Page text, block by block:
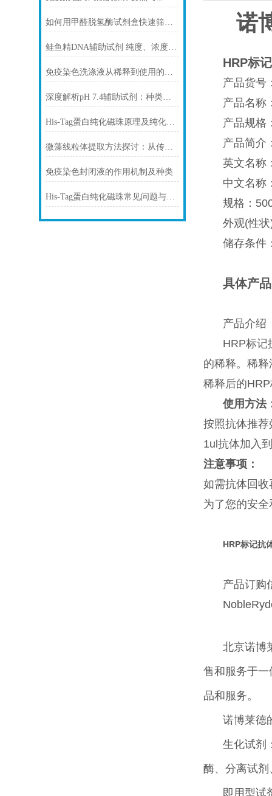
如何用甲醛脱氢酶试剂盒快速筛查食品中甲醛残留？
鲑鱼精DNA辅助试剂 纯度、浓度与稳定性对实验结果的影响
免疫染色洗涤液从稀释到使用的完整流程
深度解析pH 7.4辅助试剂：种类、选择
His-Tag蛋白纯化磁珠原理及纯化步骤
微藻线粒体提取方法探讨：从传统技术到试剂盒方案
免疫染色封闭液的作用机制及种类
His-Tag蛋白纯化磁珠常见问题与解决方案
诺
HRP标
产品货号
产品名称
产品规格
产品简介
英文名称
中文名称
规格：
外观(性
储存条件
具体产
产品介绍
HRP标记
的稀释。稀
稀释后的
使用方法
按照抗体推
1ul抗体加入
注意事项：
如需抗体回
为了您的安
HRP标记抗
产品订购
北京诺博
售和服务于
品和服务。
诺博莱德
生化试剂
酶、分离试
即用型试